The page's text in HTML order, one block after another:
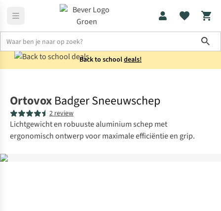
Back to schooldeals!
Ortovox Badger Sneeuwschep
2 review
Lichtgewicht en robuuste aluminium schep met
ergonomisch ontwerp voor maximale efficiëntie en grip.